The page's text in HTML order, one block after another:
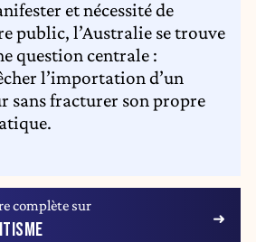
et nécessité de
public, l’Australie se trouve
question centrale :
l’importation d’un
sans fracturer son propre
complète sur